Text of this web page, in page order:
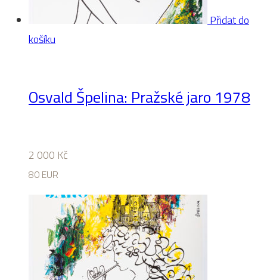
Přidat do
košíku
Osvald Špelina: Pražské jaro 1978
2 000 Kč
80 EUR